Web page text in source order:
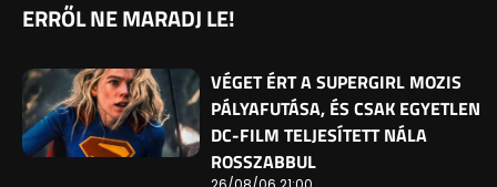
ERRŐL NE MARADJ LE!
VÉGET ÉRT A SUPERGIRL MOZIS
PÁLYAFUTÁSA, ÉS CSAK EGYETLEN
DC-FILM TELJESÍTETT NÁLA
ROSSZABBUL